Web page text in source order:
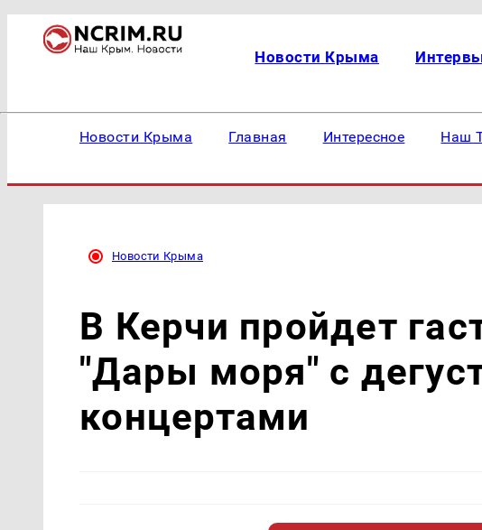
Новости Крыма
Новости Крыма Главная Интересное Наш
Новости Крыма
В Керчи пройдет
"Дары моря" с
концертами